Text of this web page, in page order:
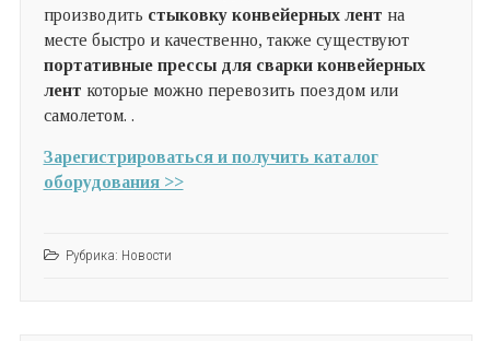
производить стыковку конвейерных лент на
месте быстро и качественно, также существуют
портативные прессы для сварки конвейерных
лент которые можно перевозить поездом или
самолетом. .
Зарегистрироваться и получить каталог
оборудования >>
Рубрика: Новости